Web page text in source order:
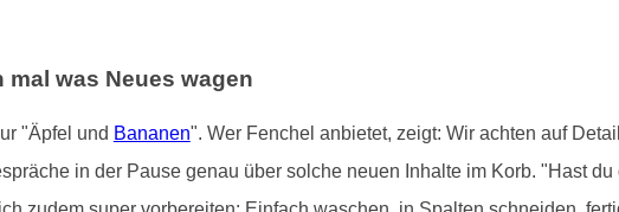
was Neues wagen
"Äpfel und Bananen". Wer Fenchel anbietet, zeigt: Wir achten auf
in der Pause genau über solche neuen Inhalte im Korb. "Hast